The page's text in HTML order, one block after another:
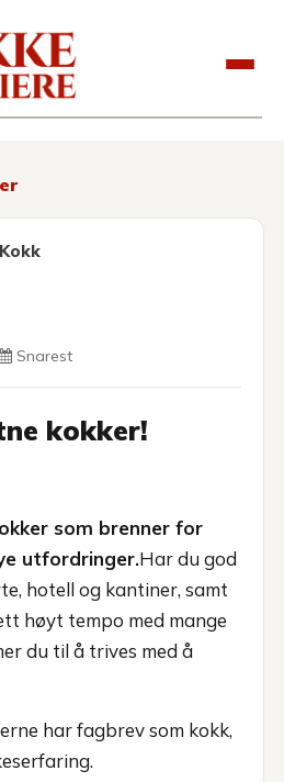
Kokk
Snarest
kokker!
som brenner for
utfordringer.Har du god
hotell og kantiner, samt
høyt tempo med mange
du til å trives med å
har fagbrev som kokk,